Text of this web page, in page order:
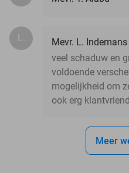
L.
Mevr. L. Indemans
veel schaduw en
voldoende
mogelijkheid om
ook erg
Meer